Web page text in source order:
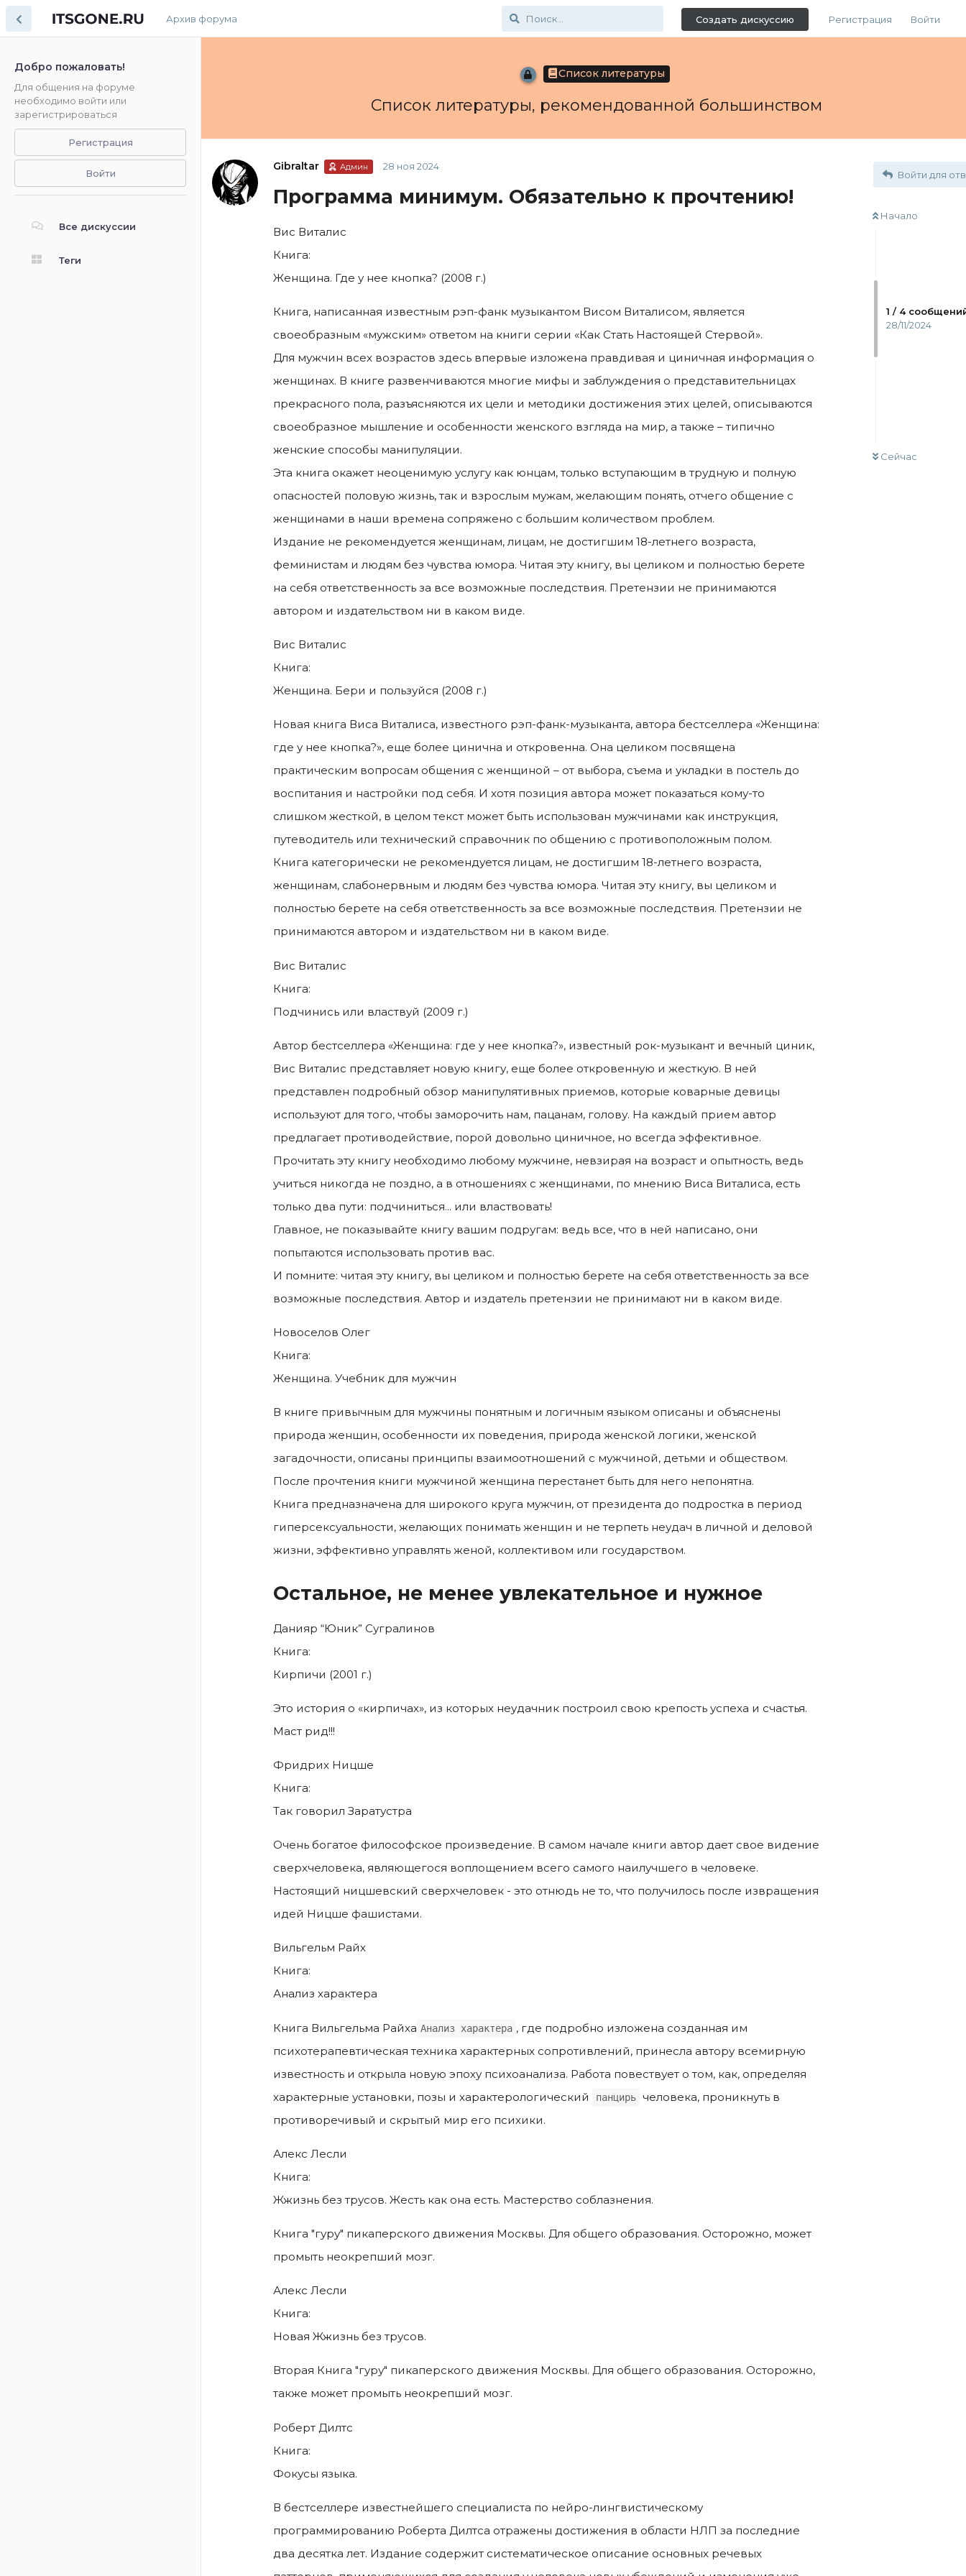
Архив форума
Добро пожаловать!
Для общения на форуме
необходимо войти или
зарегистрироваться
Регистрация
Войти
Все дискуссии
Теги
Создать дискуссию Регистрация Войти
Список литературы
Список литературы, рекомендованной большинством
Войти для
Начало
1 / 4
28/11/2024
Сейчас
Gibraltar Админ 28 ноя 2024
Программа минимум. Обязательно к прочтению!
Вис Виталис
Книга:
Женщина. Где у нее кнопка? (2008 г.)
Книга, написанная известным рэп-фанк музыкантом Висом Виталисом, является
своеобразным «мужским» ответом на книги серии «Как Стать Настоящей Стервой».
Для мужчин всех возрастов здесь впервые изложена правдивая и циничная информация о
женщинах. В книге развенчиваются многие мифы и заблуждения о представительницах
прекрасного пола, разъясняются их цели и методики достижения этих целей, описываются
своеобразное мышление и особенности женского взгляда на мир, а также – типично
женские способы манипуляции.
Эта книга окажет неоценимую услугу как юнцам, только вступающим в трудную и полную
опасностей половую жизнь, так и взрослым мужам, желающим понять, отчего общение с
женщинами в наши времена сопряжено с большим количеством проблем.
Издание не рекомендуется женщинам, лицам, не достигшим 18-летнего возраста,
феминистам и людям без чувства юмора. Читая эту книгу, вы целиком и полностью берете
на себя ответственность за все возможные последствия. Претензии не принимаются
автором и издательством ни в каком виде.
Вис Виталис
Книга:
Женщина. Бери и пользуйся (2008 г.)
Новая книга Виса Виталиса, известного рэп-фанк-музыканта, автора бестселлера «Женщина:
где у нее кнопка?», еще более цинична и откровенна. Она целиком посвящена
практическим вопросам общения с женщиной – от выбора, съема и укладки в постель до
воспитания и настройки под себя. И хотя позиция автора может показаться кому-то
слишком жесткой, в целом текст может быть использован мужчинами как инструкция,
путеводитель или технический справочник по общению с противоположным полом.
Книга категорически не рекомендуется лицам, не достигшим 18-летнего возраста,
женщинам, слабонервным и людям без чувства юмора. Читая эту книгу, вы целиком и
полностью берете на себя ответственность за все возможные последствия. Претензии не
принимаются автором и издательством ни в каком виде.
Вис Виталис
Книга:
Подчинись или властвуй (2009 г.)
Автор бестселлера «Женщина: где у нее кнопка?», известный рок-музыкант и вечный циник,
Вис Виталис представляет новую книгу, еще более откровенную и жесткую. В ней
представлен подробный обзор манипулятивных приемов, которые коварные девицы
используют для того, чтобы заморочить нам, пацанам, голову. На каждый прием автор
предлагает противодействие, порой довольно циничное, но всегда эффективное.
Прочитать эту книгу необходимо любому мужчине, невзирая на возраст и опытность, ведь
учиться никогда не поздно, а в отношениях с женщинами, по мнению Виса Виталиса, есть
только два пути: подчиниться... или властвовать!
Главное, не показывайте книгу вашим подругам: ведь все, что в ней написано, они
попытаются использовать против вас.
И помните: читая эту книгу, вы целиком и полностью берете на себя ответственность за все
возможные последствия. Автор и издатель претензии не принимают ни в каком виде.
Новоселов Олег
Книга:
Женщина. Учебник для мужчин
В книге привычным для мужчины понятным и логичным языком описаны и объяснены
природа женщин, особенности их поведения, природа женской логики, женской
загадочности, описаны принципы взаимоотношений с мужчиной, детьми и обществом.
После прочтения книги мужчиной женщина перестанет быть для него непонятна.
Книга предназначена для широкого круга мужчин, от президента до подростка в период
гиперсексуальности, желающих понимать женщин и не терпеть неудач в личной и деловой
жизни, эффективно управлять женой, коллективом или государством.
Остальное, не менее увлекательное и нужное
Данияр “Юник” Сугралинов
Книга:
Кирпичи (2001 г.)
Это история о «кирпичах», из которых неудачник построил свою крепость успеха и счастья.
Маст рид!!!
Фридрих Ницше
Книга:
Так говорил Заратустра
Очень богатое философское произведение. В самом начале книги автор дает свое видение
сверхчеловека, являющегося воплощением всего самого наилучшего в человеке.
Настоящий ницшевский сверхчеловек - это отнюдь не то, что получилось после извращения
идей Ницше фашистами.
Вильгельм Райх
Книга:
Анализ характера
Книга Вильгельма Райха Анализ характера , где подробно изложена созданная им
психотерапевтическая техника характерных сопротивлений, принесла автору всемирную
известность и открыла новую эпоху психоанализа. Работа повествует о том, как, определяя
характерные установки, позы и характерологический
панцирь человека, проникнуть в
противоречивый и скрытый мир его психики.
Алекс Лесли
Книга:
Жжизнь без трусов. Жесть как она есть. Мастерство соблазнения.
Книга "гуру" пикаперского движения Москвы. Для общего образования. Осторожно, может
промыть неокрепший мозг.
Алекс Лесли
Книга:
Новая Жжизнь без трусов.
Вторая Книга "гуру" пикаперского движения Москвы. Для общего образования. Осторожно,
также может промыть неокрепший мозг.
Роберт Дилтс
Книга:
Фокусы языка.
В бестселлере известнейшего специалиста по нейро-лингвистическому
программированию Роберта Дилтса отражены достижения в области НЛП за последние
два десятка лет. Издание содержит систематическое описание основных речевых